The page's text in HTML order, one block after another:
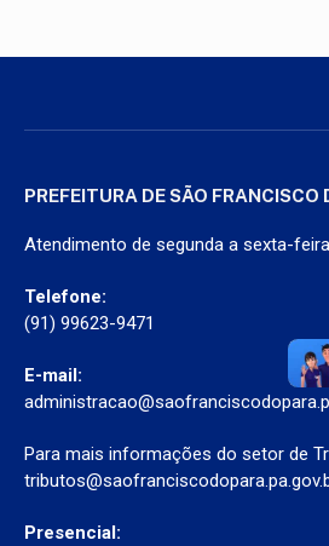
PREFEITURA DE SÃO FRANCISCO
Atendimento de segunda a sexta-
Telefone:
(91) 99623-9471
E-mail:
Para mais informações do setor de
Presencial: